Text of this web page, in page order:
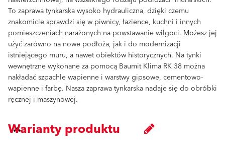
To zaprawa tynkarska wysoko hydrauliczna, dzięki czemu
znakomicie sprawdzi się w piwnicy, łazience, kuchni i innych
pomieszczeniach narażonych na powstawanie wilgoci. Możesz jej
użyć zarówno na nowe podłoża, jak i do modernizacji
istniejącego muru, a nawet obiektów historycznych. Na tynki
wewnętrzne wykonane za pomocą Baumit Klima RK 38 można
nakładać szpachle wapienne i warstwy gipsowe, cementowo-
wapienne i farbę. Nasza zaprawa tynkarska nadaje się do obróbki
ręcznej i maszynowej.
Warianty produktu